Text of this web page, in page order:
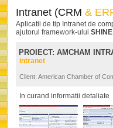
Intranet (CRM &
Aplicatii de tip Intranet de
ajutorul framework-ului SHINE
PROIECT: AMCHAM
intranet
Client: American Chamber of
In curand informatii detaliate